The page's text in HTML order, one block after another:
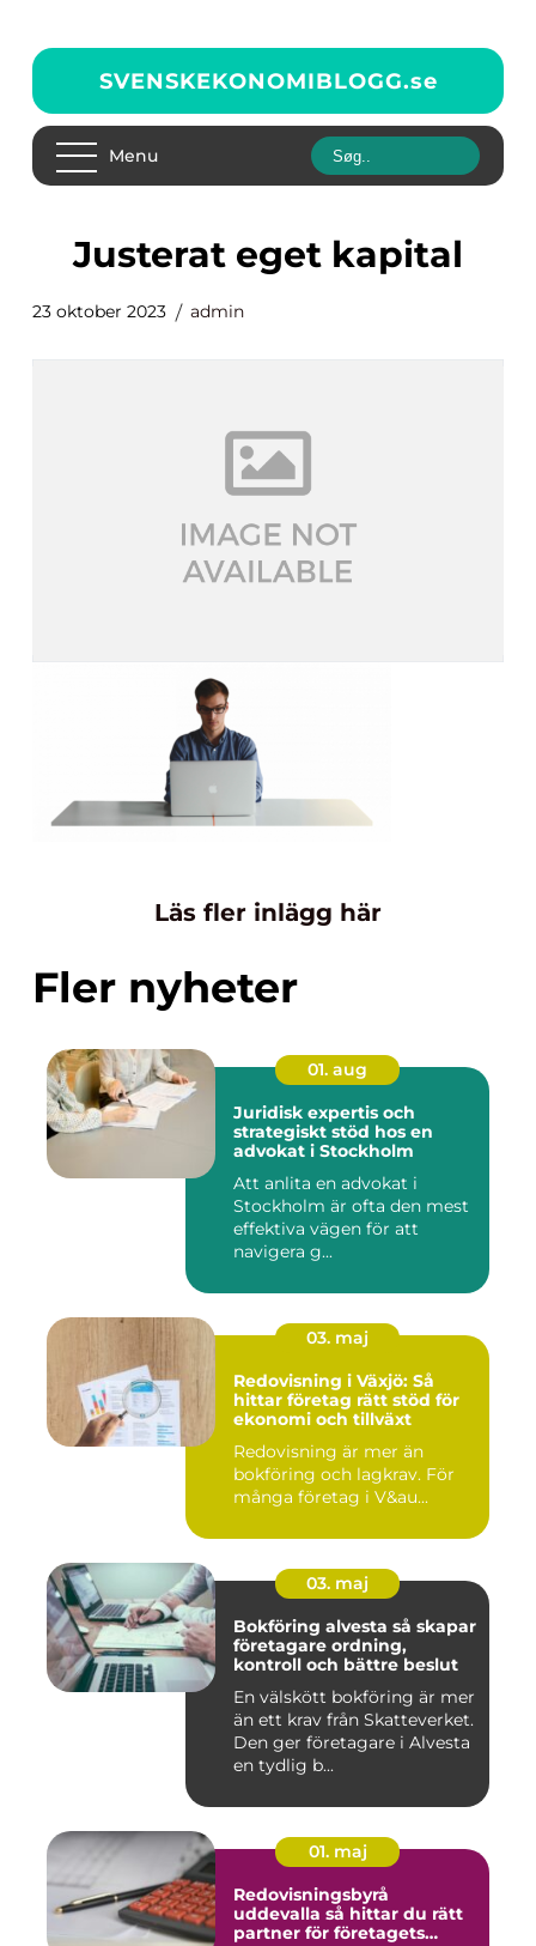
SVENSKEKONOMIBLOGG.se
Menu
justerat eget kapital
23 oktober 2023 admin
Läs fler inlägg här
Fler nyheter
01. aug
Juridisk expertis och
strategiskt stöd hos en
advokat i Stockholm
Att anlita en advokat i
Stockholm är ofta den mest
effektiva vägen för att
navigera g...
03. maj
Redovisning i Växjö: Så
hittar företag rätt stöd för
ekonomi och tillväxt
Redovisning är mer än
bokföring och lagkrav. För
många företag i V&au...
03. maj
Bokföring alvesta så skapar
företagare ordning,
kontroll och bättre beslut
En välskött bokföring är mer
än ett krav från Skatteverket.
Den ger företagare i Alvesta
en tydlig b...
01. maj
Redovisningsbyrå
uddevalla så hittar du rätt
partner för företagets